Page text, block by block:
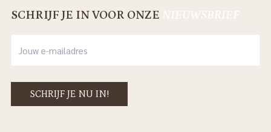
SCHRIJF JE IN VOOR ONZE NIEUWSBRIEF